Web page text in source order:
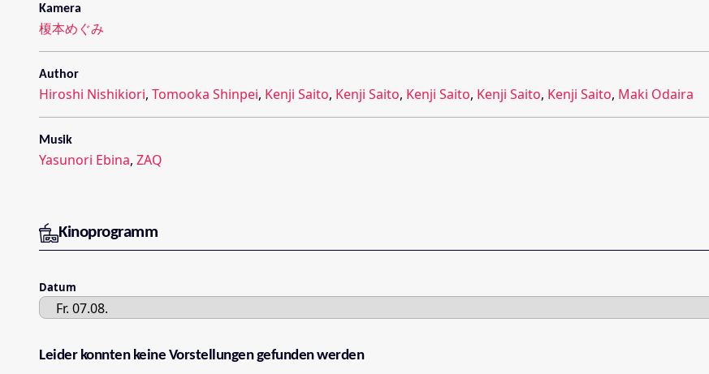
Kamera
榎本めぐみ
Author
Hiroshi Nishikiori, Tomooka Shinpei, Kenji Saito, Kenji Saito, Kenji Saito, Kenji Saito, Kenji Saito, Maki Odaira
Musik
Yasunori Ebina, ZAQ
Kinoprogramm
Datum
Leider konnten keine Vorstellungen gefunden werden